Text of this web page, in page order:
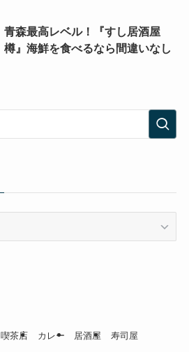
青森最高レベル！『すし居酒屋
樽』海鮮を食べるなら間違いなし
喫茶店 カレー 居酒屋 寿司屋